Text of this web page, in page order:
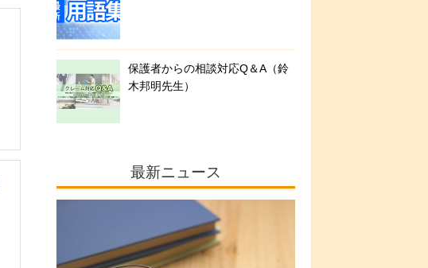
保護者からの相談対応Q＆A（鈴
木邦明先生）
最新ニュース